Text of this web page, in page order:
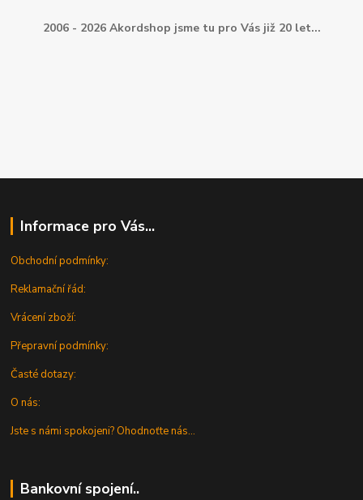
2006 - 2026 Akordshop jsme tu pro Vás již 20 let...
Informace pro Vás...
Obchodní podmínky:
Reklamační řád:
Vrácení zboží:
Přepravní podmínky:
Časté dotazy:
O nás:
Jste s námi spokojeni? Ohodnoťte nás...
Bankovní spojení..